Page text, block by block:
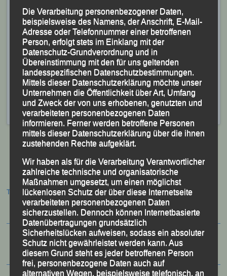
Nehls aus Gleichamberg und dem Mittelfranken Jörg
Weglöhner vom TSV Greding.
Nach Ende des Rennens zeigte sich Alex Sellner sehr
zufrieden mit seiner Leistung und meinte, „dass die
Form für die Deutschen Titelkämpfe stimme!“
VeröffentlichtinAktuelles,Archiv 2023|Markiert mit„4.
Frankenwaldtrail“ - Silberstein/Geroldsgrün,4.
Frankenwaldtrail, Alex Sellner
Beitragsnavigation
Termine:
Die Verarbeitung personenbezogener Daten,
beispielsweise des Namens, der Anschrift, E-Mail-
Adresse oder Telefonnummer einer betroffenen
Person, erfolgt stets im Einklang mit der
Datenschutz-Grundverordnung und in
Übereinstimmung mit den für uns geltenden
landesspezifischen Datenschutzbestimmungen.
Mittels dieser Datenschutzerklärung möchte unser
Unternehmen die Öffentlichkeit über Art, Umfang
und Zweck der von uns erhobenen, genutzten und
verarbeiteten personenbezogenen Daten
informieren. Ferner werden betroffene Personen
mittels dieser Datenschutzerklärung über die ihnen
zustehenden Rechte aufgeklärt.
Wir haben als für die Verarbeitung Verantwortlicher
zahlreiche technische und organisatorische
Maßnahmen umgesetzt, um einen möglichst
lückenlosen Schutz der über diese Internetseite
verarbeiteten personenbezogenen Daten
sicherzustellen. Dennoch können Internetbasierte
Datenübertragungen grundsätzlich
Sicherheitslücken aufweisen, sodass ein absoluter
Schutz nicht gewährleistet werden kann. Aus
diesem Grund steht es jeder betroffenen Person
frei, personenbezogene Daten auch auf
alternativen Wegen, beispielsweise telefonisch, an